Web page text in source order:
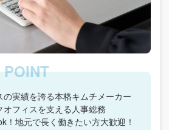
実績を誇る本格キムチメーカー
フィスを支える人事総務
地元で長く働きたい方大歓迎！